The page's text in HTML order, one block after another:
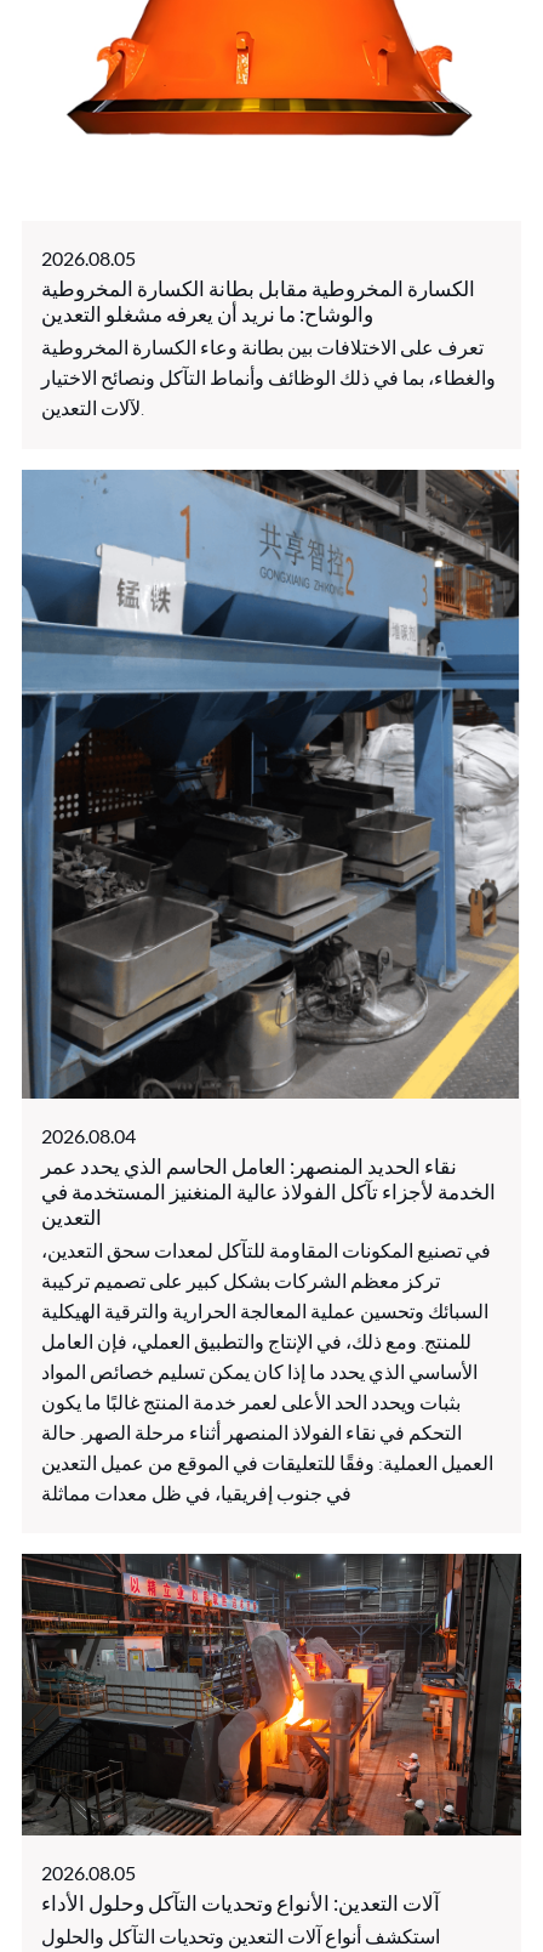
2026.08.05
الكسارة المخروطية مقابل بطانة الكسارة المخروطية
والوشاح: ما نريد أن يعرفه مشغلو التعدين
تعرف على الاختلافات بين بطانة وعاء الكسارة المخروطية
والغطاء، بما في ذلك الوظائف وأنماط التآكل ونصائح الاختيار
2026.08.04
نقاء الحديد المنصهر: العامل الحاسم الذي يحدد عمر
الخدمة لأجزاء تآكل الفولاذ عالية المنغنيز المستخدمة في
التعدين
في تصنيع المكونات المقاومة للتآكل لمعدات سحق التعدين،
تركز معظم الشركات بشكل كبير على تصميم تركيبة
السبائك وتحسين عملية المعالجة الحرارية والترقية الهيكلية
للمنتج. ومع ذلك، في الإنتاج والتطبيق العملي، فإن العامل
الأساسي الذي يحدد ما إذا كان يمكن تسليم خصائص المواد
بثبات ويحدد الحد الأعلى لعمر خدمة المنتج غالبًا ما يكون
التحكم في نقاء الفولاذ المنصهر أثناء مرحلة الصهر. حالة
العميل العملية: وفقًا للتعليقات في الموقع من عميل التعدين
في جنوب إفريقيا، في ظل معدات مماثلة
2026.08.05
آلات التعدين: الأنواع وتحديات التآكل وحلول الأداء
استكشف أنواع آلات التعدين وتحديات التآكل والحلول